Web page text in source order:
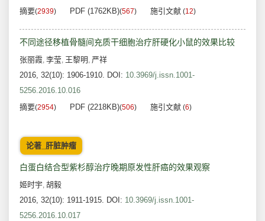
摘要(2939) PDF (1762KB)(567) 施引文献 (12)
不同途径移植骨髓间充质干细胞治疗肝硬化小鼠的效果比较
张丽霞, 李莹, 王黎明 , 严祥
2016, 32(10): 1906-1910. DOI: 10.3969/j.issn.1001-
5256.2016.10.016
摘要(2954) PDF (2218KB)(506) 施引文献 (6)
论著_肝脏肿瘤
白蛋白结合型紫杉醇治疗晚期原发性肝癌的效果观察
姬时宇, 胡毅
2016, 32(10): 1911-1915. DOI: 10.3969/j.issn.1001-
5256.2016.10.017